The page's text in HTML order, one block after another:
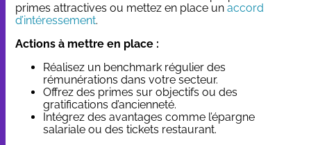
primes attractives ou mettez en place unaccord
d’intéressement.
Actions à mettre en place :
Réalisez un benchmark régulier des
rémunérations dans votre secteur.
Offrez des primes sur objectifs ou des
gratifications d’ancienneté.
Intégrez des avantages comme l’épargne
salariale ou des tickets restaurant.